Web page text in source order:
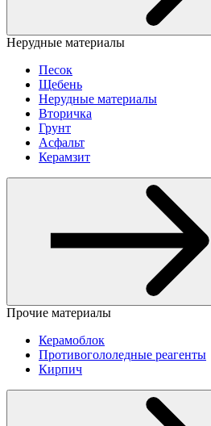
Нерудные материалы
Песок
Щебень
Нерудные материалы
Вторичка
Грунт
Асфальт
Керамзит
Прочие материалы
Керамоблок
Противогололедные реагенты
Кирпич